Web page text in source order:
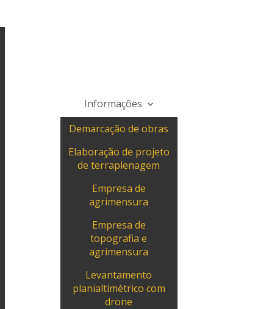
Informações
Demarcação de obras
Elaboração de projeto
de terraplenagem
Empresa de
agrimensura
Empresa de
topografia e
agrimensura
Levantamento
planialtimétrico com
drone